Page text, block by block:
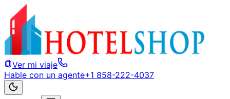
Ver mi viaje
Hable con un agente+1 858-222-4037